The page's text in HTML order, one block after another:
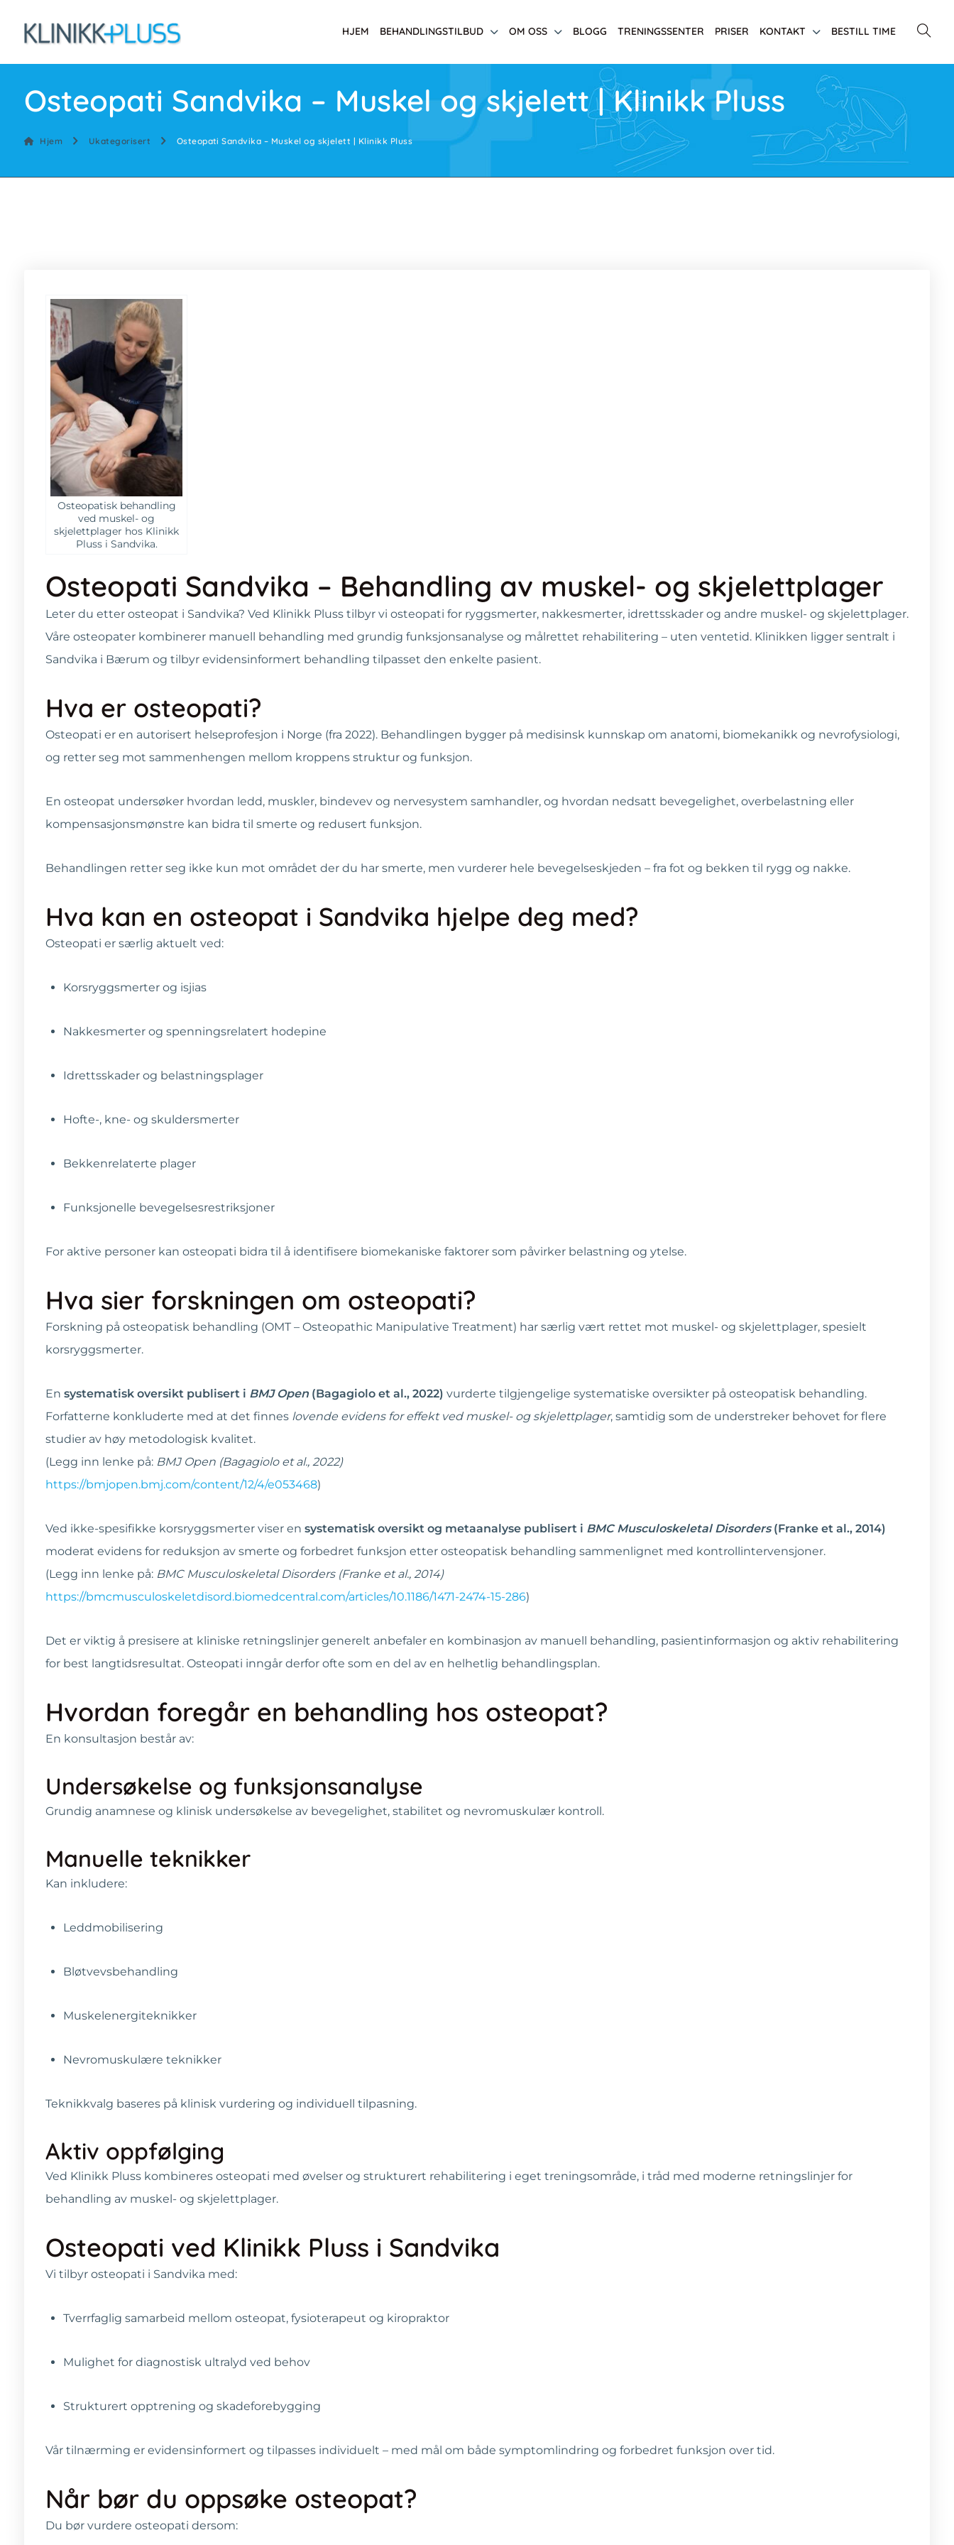
HJEM BEHANDLINGSTILBUD OM OSS BLOGG TRENINGSSENTER PRISER KONTAKT BESTILL TIME
Osteopati Sandvika – Muskel og skjelett | Klinikk Pluss
Hjem Ukategorisert Osteopati Sandvika – Muskel og skjelett | Klinikk Pluss
Osteopatisk behandling
ved muskel- og
skjelettplager hos Klinikk
Pluss i Sandvika.
Osteopati Sandvika – Behandling av muskel- og skjelettplager
Leter du etter osteopat i Sandvika? Ved Klinikk Pluss tilbyr vi osteopati for ryggsmerter, nakkesmerter, idrettsskader og andre muskel- og skjelettplager.
Våre osteopater kombinerer manuell behandling med grundig funksjonsanalyse og målrettet rehabilitering – uten ventetid. Klinikken ligger sentralt i
Sandvika i Bærum og tilbyr evidensinformert behandling tilpasset den enkelte pasient.
Hva er osteopati?
Osteopati er en autorisert helseprofesjon i Norge (fra 2022). Behandlingen bygger på medisinsk kunnskap om anatomi, biomekanikk og nevrofysiologi,
og retter seg mot sammenhengen mellom kroppens struktur og funksjon.
En osteopat undersøker hvordan ledd, muskler, bindevev og nervesystem samhandler, og hvordan nedsatt bevegelighet, overbelastning eller
kompensasjonsmønstre kan bidra til smerte og redusert funksjon.
Behandlingen retter seg ikke kun mot området der du har smerte, men vurderer hele bevegelseskjeden – fra fot og bekken til rygg og nakke.
Hva kan en osteopat i Sandvika hjelpe deg med?
Osteopati er særlig aktuelt ved:
Korsryggsmerter og isjias
Nakkesmerter og spenningsrelatert hodepine
Idrettsskader og belastningsplager
Hofte-, kne- og skuldersmerter
Bekkenrelaterte plager
Funksjonelle bevegelsesrestriksjoner
For aktive personer kan osteopati bidra til å identifisere biomekaniske faktorer som påvirker belastning og ytelse.
Hva sier forskningen om osteopati?
Forskning på osteopatisk behandling (OMT – Osteopathic Manipulative Treatment) har særlig vært rettet mot muskel- og skjelettplager, spesielt
korsryggsmerter.
En systematisk oversikt publisert i BMJ Open (Bagagiolo et al., 2022) vurderte tilgjengelige systematiske oversikter på osteopatisk behandling.
Forfatterne konkluderte med at det finnes lovende evidens for effekt ved muskel- og skjelettplager, samtidig som de understreker behovet for flere
studier av høy metodologisk kvalitet.
(Legg inn lenke på: BMJ Open (Bagagiolo et al., 2022)
https://bmjopen.bmj.com/content/12/4/e053468)
Ved ikke-spesifikke korsryggsmerter viser en systematisk oversikt og metaanalyse publisert i BMC Musculoskeletal Disorders(Franke et al., 2014)
moderat evidens for reduksjon av smerte og forbedret funksjon etter osteopatisk behandling sammenlignet med kontrollintervensjoner.
(Legg inn lenke på: BMC Musculoskeletal Disorders (Franke et al., 2014)
https://bmcmusculoskeletdisord.biomedcentral.com/articles/10.1186/1471-2474-15-286)
Det er viktig å presisere at kliniske retningslinjer generelt anbefaler en kombinasjon av manuell behandling, pasientinformasjon og aktiv rehabilitering
for best langtidsresultat. Osteopati inngår derfor ofte som en del av en helhetlig behandlingsplan.
Hvordan foregår en behandling hos osteopat?
En konsultasjon består av:
Undersøkelse og funksjonsanalyse
Grundig anamnese og klinisk undersøkelse av bevegelighet, stabilitet og nevromuskulær kontroll.
Manuelle teknikker
Kan inkludere:
Leddmobilisering
Bløtvevsbehandling
Muskelenergiteknikker
Nevromuskulære teknikker
Teknikkvalg baseres på klinisk vurdering og individuell tilpasning.
Aktiv oppfølging
Ved Klinikk Pluss kombineres osteopati med øvelser og strukturert rehabilitering i eget treningsområde, i tråd med moderne retningslinjer for
behandling av muskel- og skjelettplager.
Osteopati ved Klinikk Pluss i Sandvika
Vi tilbyr osteopati i Sandvika med:
Tverrfaglig samarbeid mellom osteopat, fysioterapeut og kiropraktor
Mulighet for diagnostisk ultralyd ved behov
Strukturert opptrening og skadeforebygging
Vår tilnærming er evidensinformert og tilpasses individuelt – med mål om både symptomlindring og forbedret funksjon over tid.
Når bør du oppsøke osteopat?
Du bør vurdere osteopati dersom: